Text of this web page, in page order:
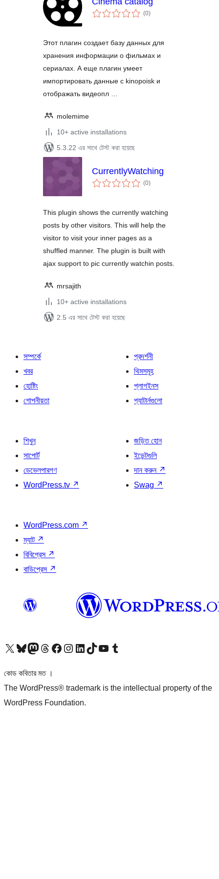
(0total
ratings
)
Этот плагин создает базу данных для
хранения информации о фильмах и
сериалах. А еще плагин умеет
импортировать данные с kinopoisk и
отображать видеопл …
molemime
10+ active installations
5.3.22 এর সাথে টেস্ট করা হয়েছে
CurrentlyWatching
(0total
ratings
)
This plugin shows the currently watching
posts by other visitors. This will help the
visitor to visit your inner pages as a
shuffled manner. The plugin is built with
ajax support to pic currently watchin posts.
mrsajith
10+ active installations
2.5 এর সাথে টেস্ট করা হয়েছে
সম্পর্কে
খবর
হোষ্টিং
গোপনীয়তা
প্রদর্শনী
থিমসমূহ
প্লাগইনস
প্যাটার্নগুলো
শিখুন
সাপোর্ট
ডেভেলপারগণ
WordPress.tv ↗
জড়িত হোন
ইভেন্টগুলি
দান করুন ↗
Swag ↗
WordPress.com ↗
ম্যাট ↗
বিবিপ্রেস ↗
বাডিপ্রেস ↗
আমাদের X (আগের টুইটার) অ্যাকাউন্টে যানআমাদের Bluesky অ্যাকাউন্টটি দেখুনআমাদের মাস্টোডন অ্যাকাউন্টটি দেখুনআমাদের থ্রেডস অ্যাকাউন্টটি দেখুনআমাদের ফেসবুক পেজ দেখুনআমাদের ইন্সটাগ্রাম অ্যাকাউন্ট দেখুনআমাদের লিঙ্কডইন অ্যাকাউন্টে যানআমাদের TikTok অ্যাকাউন্টটি দেখুনআমাদের ইউটিউব চ্যানেলে যান আমাদের টাম্বলার অ্যাকাউন্ট দেখুন
কোড কবিতার মত ।
The WordPress® trademark is the intellectual property of the
WordPress Foundation.